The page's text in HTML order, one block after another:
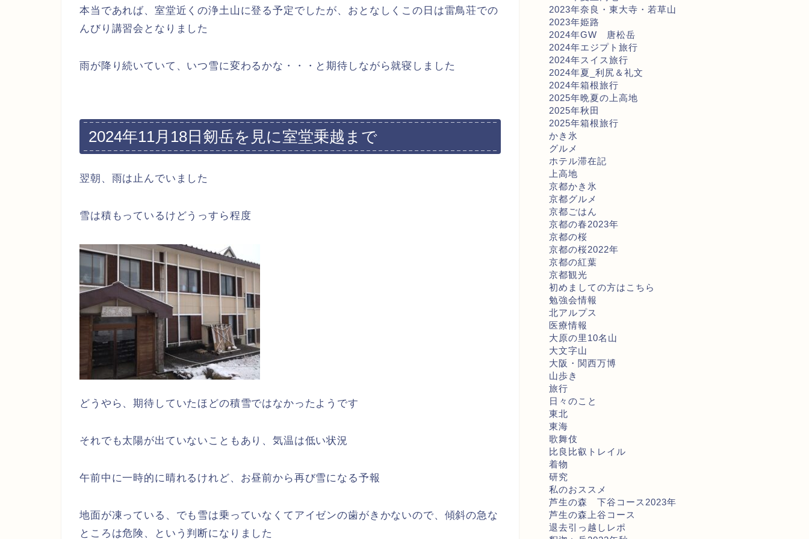
本当であれば、室堂近くの浄土山に登る予定でしたが、おとなしくこの日は雷鳥荘での
んびり講習会となりました
雨が降り続いていて、いつ雪に変わるかな・・・と期待しながら就寝しました
2024年11月18日剱岳を見に室堂乗越まで
翌朝、雨は止んでいました
雪は積もっているけどうっすら程度
どうやら、期待していたほどの積雪ではなかったようです
それでも太陽が出ていないこともあり、気温は低い状況
午前中に一時的に晴れるけれど、お昼前から再び雪になる予報
地面が凍っている、でも雪は乗っていなくてアイゼンの歯がきかないので、傾斜の急な
ところは危険、という判断になりました
2023年奈良・東大寺・若草山
2023年姫路
2024年GW 唐松岳
2024年エジプト旅行
2024年スイス旅行
2024年夏_利尻＆礼文
2024年箱根旅行
2025年晩夏の上高地
2025年秋田
2025年箱根旅行
かき氷
グルメ
ホテル滞在記
上高地
京都かき氷
京都グルメ
京都ごはん
京都の春2023年
京都の桜
京都の桜2022年
京都の紅葉
京都観光
初めましての方はこちら
勉強会情報
北アルプス
医療情報
大原の里10名山
大文字山
大阪・関西万博
山歩き
旅行
日々のこと
東北
東海
歌舞伎
比良比叡トレイル
着物
研究
私のおススメ
芦生の森 下谷コース2023年
芦生の森上谷コース
退去引っ越しレポ